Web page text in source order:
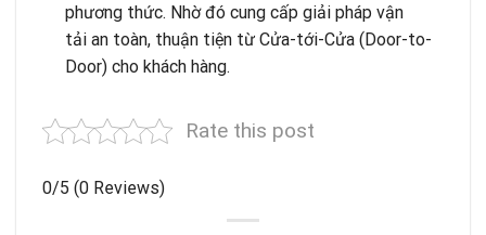
phương thức. Nhờ đó cung cấp giải pháp vận
tải an toàn, thuận tiện từ Cửa-tới-Cửa (Door-to-
Door) cho khách hàng.
Rate this post
0/5 (0 Reviews)